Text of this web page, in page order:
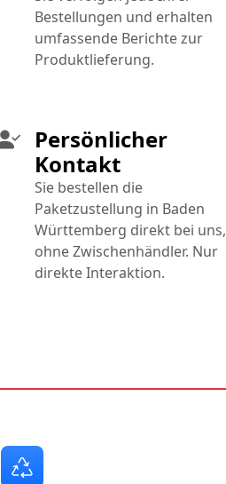
Persönlicher
Kontakt
Sie bestellen die
Paketzustellung in Baden
Württemberg direkt bei uns,
ohne Zwischenhändler. Nur
direkte Interaktion.
Bestellungen und erhalten
umfassende Berichte zur
Produktlieferung.